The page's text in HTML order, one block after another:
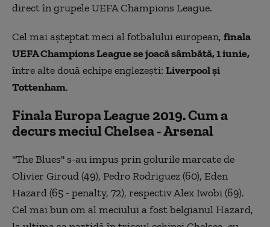
direct în grupele UEFA Champions League.
Cel mai așteptat meci al fotbalului european, finala
UEFA Champions League se joacă sâmbătă, 1 iunie,
între alte două echipe englezești: Liverpool și
Tottenham.
Finala Europa League 2019. Cum a
decurs meciul Chelsea - Arsenal
''The Blues'' s-au impus prin golurile marcate de
Olivier Giroud (49), Pedro Rodriguez (60), Eden
Hazard (65 - penalty, 72), respectiv Alex Iwobi (69).
Cel mai bun om al meciului a fost belgianul Hazard,